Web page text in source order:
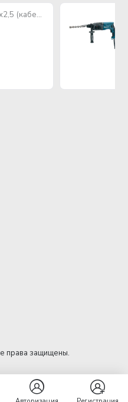
Провод ПВС 2х2,5 (кабель медный многожильный)
права защищены.